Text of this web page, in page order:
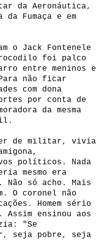
da Aeronáutica,
Fumaça e em
o Jack Fontenele
foi palco
entre meninos e
não ficar
com dona
por conta de
da mesma
de militar, vivia
políticos. Nada
mesmo era
só acho. Mais
O coronel não
Homem sério
ensinou aos
"Se
seja pobre, seja